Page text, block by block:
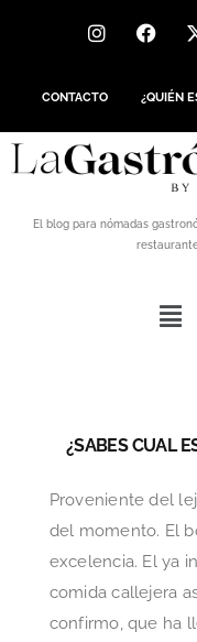
CONTACTO ¿QUIÉN
El blog para nómadas
¿SABES CUAL
Proveniente del
del momento. El
excelencia. El ya
comida callejera
confirmo, que ha